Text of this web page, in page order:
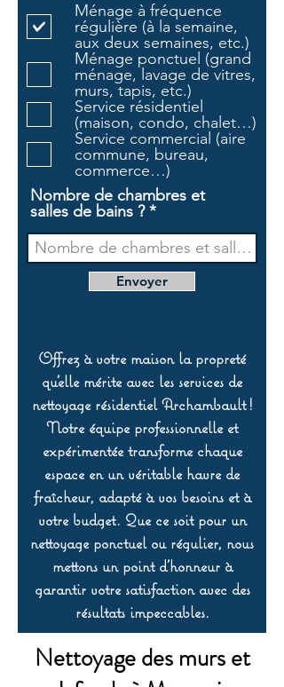
g
a
t
o
i
r
e
Ménage à fréquence
régulière (à la semaine,
aux deux semaines, etc.)
Ménage ponctuel (grand
ménage, lavage de vitres,
murs, tapis, etc.)
Service résidentiel
(maison, condo, chalet…)
Service commercial (aire
commune, bureau,
commerce…)
Nombre de chambres et
salles de bains ?
Envoyer
Offrez à votre maison la propreté
qu’elle mérite avec les services de
nettoyage résidentiel Archambault !
Notre équipe professionnelle et
expérimentée transforme chaque
espace en un véritable havre de
fraîcheur, adapté à vos besoins et à
votre budget. Que ce soit pour un
nettoyage ponctuel ou régulier, nous
mettons un point d’honneur à
garantir votre satisfaction avec des
résultats impeccables.
Nettoyage des murs et